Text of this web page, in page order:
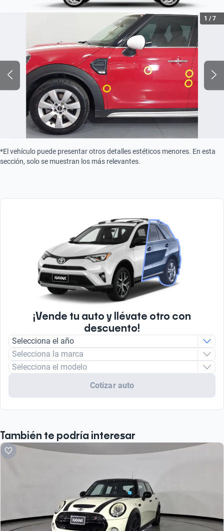
Gasolina
Combustible
Combustión
Tipo de motor
1 /7
*El vehículo puede presentar otros detalles estéticos menores. En esta
sección, solo se muestran los más relevantes.
¡Vende tu auto y llévate otro con
descuento!
Selecciona el año
Selecciona la marca
Selecciona el modelo
Cotizar auto
También te podría interesar